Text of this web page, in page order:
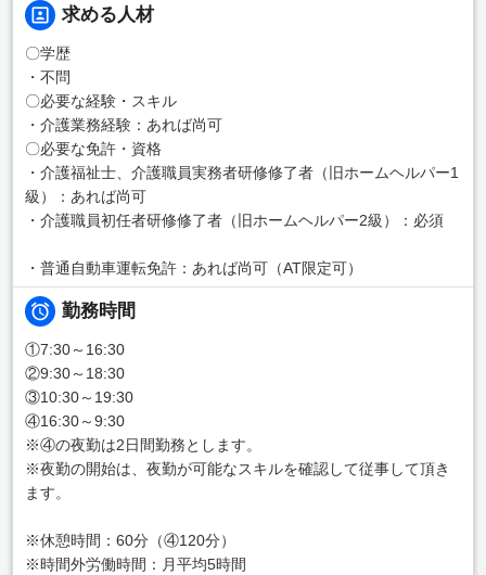
求める人材
〇学歴
・不問
〇必要な経験・スキル
・介護業務経験：あれば尚可
〇必要な免許・資格
・介護福祉士、介護職員実務者研修修了者（旧ホームヘルパー1
級）：あれば尚可
・介護職員初任者研修修了者（旧ホームヘルパー2級）：必須
・普通自動車運転免許：あれば尚可（AT限定可）
勤務時間
①7:30～16:30
②9:30～18:30
③10:30～19:30
④16:30～9:30
※④の夜勤は2日間勤務とします。
※夜勤の開始は、夜勤が可能なスキルを確認して従事して頂き
ます。
※休憩時間：60分（④120分）
※時間外労働時間：月平均5時間